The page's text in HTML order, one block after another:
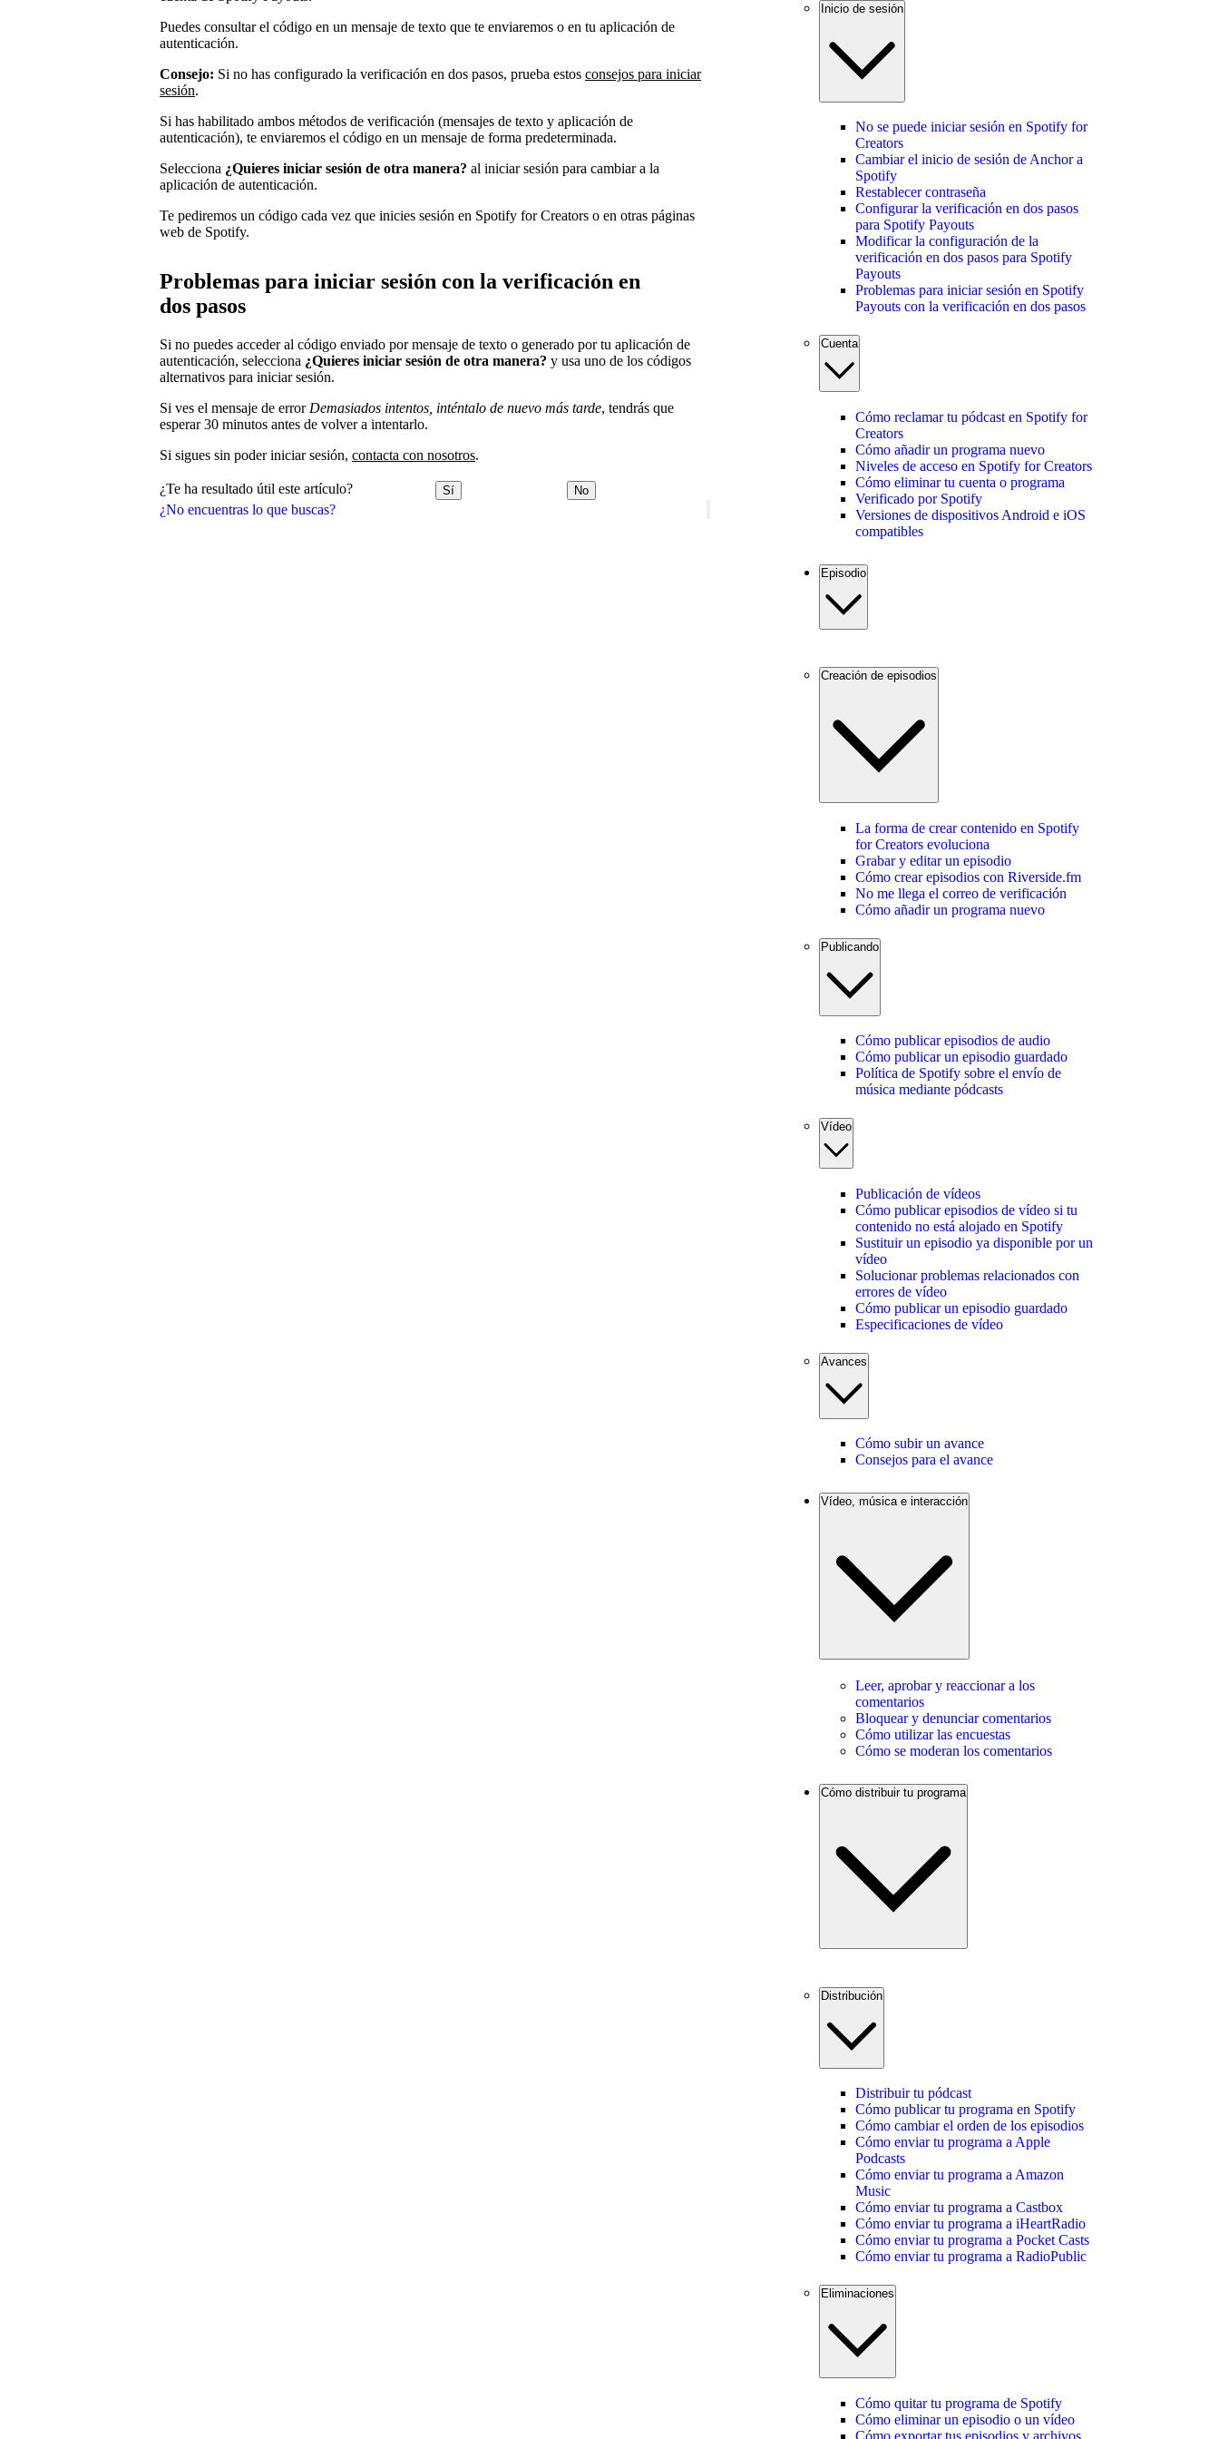
¿No encuentras lo que buscas?
Puedes consultar el código en un mensaje de texto que te enviaremos o en tu aplicación de
autenticación.
Consejo: Si no has configurado la verificación en dos pasos, prueba estos consejos para iniciar
sesión.
Si has habilitado ambos métodos de verificación (mensajes de texto y aplicación de
autenticación), te enviaremos el código en un mensaje de forma predeterminada.
Selecciona ¿Quieres iniciar sesión de otra manera? al iniciar sesión para cambiar a la
aplicación de autenticación.
Te pediremos un código cada vez que inicies sesión en Spotify for Creators o en otras páginas
web de Spotify.
Problemas para iniciar sesión con la verificación en
dos pasos
Si no puedes acceder al código enviado por mensaje de texto o generado por tu aplicación de
autenticación, selecciona ¿Quieres iniciar sesión de otra manera? y usa uno de los códigos
alternativos para iniciar sesión.
Si ves el mensaje de error Demasiados intentos, inténtalo de nuevo más tarde, tendrás que
esperar 30 minutos antes de volver a intentarlo.
Si sigues sin poder iniciar sesión, contacta con nosotros.
¿Te ha resultado útil este artículo? Sí No
Inicio de sesión
No se puede iniciar sesión en Spotify for
Creators
Cambiar el inicio de sesión de Anchor a
Spotify
Restablecer contraseña
Configurar la verificación en dos pasos
para Spotify Payouts
Modificar la configuración de la
verificación en dos pasos para Spotify
Payouts
Problemas para iniciar sesión en Spotify
Payouts con la verificación en dos pasos
Cuenta
Cómo reclamar tu pódcast en Spotify for
Creators
Cómo añadir un programa nuevo
Niveles de acceso en Spotify for Creators
Cómo eliminar tu cuenta o programa
Verificado por Spotify
Versiones de dispositivos Android e iOS
compatibles
Episodio
Creación de episodios
La forma de crear contenido en Spotify
for Creators evoluciona
Grabar y editar un episodio
Cómo crear episodios con Riverside.fm
No me llega el correo de verificación
Cómo añadir un programa nuevo
Publicando
Cómo publicar episodios de audio
Cómo publicar un episodio guardado
Política de Spotify sobre el envío de
música mediante pódcasts
Vídeo
Publicación de vídeos
Cómo publicar episodios de vídeo si tu
contenido no está alojado en Spotify
Sustituir un episodio ya disponible por un
vídeo
Solucionar problemas relacionados con
errores de vídeo
Cómo publicar un episodio guardado
Especificaciones de vídeo
Avances
Cómo subir un avance
Consejos para el avance
Vídeo, música e interacción
Leer, aprobar y reaccionar a los
comentarios
Bloquear y denunciar comentarios
Cómo utilizar las encuestas
Cómo se moderan los comentarios
Cómo distribuir tu programa
Distribución
Distribuir tu pódcast
Cómo publicar tu programa en Spotify
Cómo cambiar el orden de los episodios
Cómo enviar tu programa a Apple
Podcasts
Cómo enviar tu programa a Amazon
Music
Cómo enviar tu programa a Castbox
Cómo enviar tu programa a iHeartRadio
Cómo enviar tu programa a Pocket Casts
Cómo enviar tu programa a RadioPublic
Eliminaciones
Cómo quitar tu programa de Spotify
Cómo eliminar un episodio o un vídeo
Cómo exportar tus episodios y archivos